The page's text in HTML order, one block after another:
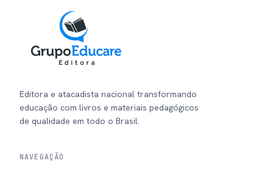
Editora e atacadista nacional transformando
educação com livros e materiais pedagógicos
de qualidade em todo o Brasil.
NAVEGAÇÃO